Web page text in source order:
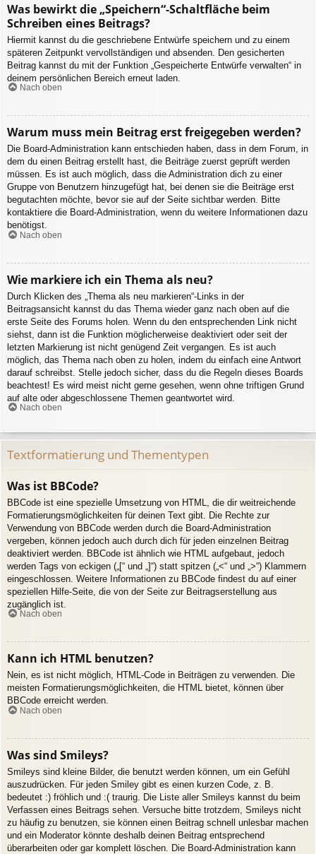
Was bewirkt die „Speichern“-Schaltfläche beim
Schreiben eines Beitrags?
Hiermit kannst du die geschriebene Entwürfe speichern und zu einem
späteren Zeitpunkt vervollständigen und absenden. Den gesicherten
Beitrag kannst du mit der Funktion „Gespeicherte Entwürfe verwalten“ in
deinem persönlichen Bereich erneut laden.
Nach oben
Warum muss mein Beitrag erst freigegeben werden?
Die Board-Administration kann entschieden haben, dass in dem Forum, in
dem du einen Beitrag erstellt hast, die Beiträge zuerst geprüft werden
müssen. Es ist auch möglich, dass die Administration dich zu einer
Gruppe von Benutzern hinzugefügt hat, bei denen sie die Beiträge erst
begutachten möchte, bevor sie auf der Seite sichtbar werden. Bitte
kontaktiere die Board-Administration, wenn du weitere Informationen dazu
benötigst.
Nach oben
Wie markiere ich ein Thema als neu?
Durch Klicken des „Thema als neu markieren“-Links in der
Beitragsansicht kannst du das Thema wieder ganz nach oben auf die
erste Seite des Forums holen. Wenn du den entsprechenden Link nicht
siehst, dann ist die Funktion möglicherweise deaktiviert oder seit der
letzten Markierung ist nicht genügend Zeit vergangen. Es ist auch
möglich, das Thema nach oben zu holen, indem du einfach eine Antwort
darauf schreibst. Stelle jedoch sicher, dass du die Regeln dieses Boards
beachtest! Es wird meist nicht gerne gesehen, wenn ohne triftigen Grund
auf alte oder abgeschlossene Themen geantwortet wird.
Nach oben
Textformatierung und Thementypen
Was ist BBCode?
BBCode ist eine spezielle Umsetzung von HTML, die dir weitreichende
Formatierungsmöglichkeiten für deinen Text gibt. Die Rechte zur
Verwendung von BBCode werden durch die Board-Administration
vergeben, können jedoch auch durch dich für jeden einzelnen Beitrag
deaktiviert werden. BBCode ist ähnlich wie HTML aufgebaut, jedoch
werden Tags von eckigen („[“ und „]“) statt spitzen („<“ und „>“) Klammern
eingeschlossen. Weitere Informationen zu BBCode findest du auf einer
speziellen Hilfe-Seite, die von der Seite zur Beitragserstellung aus
zugänglich ist.
Nach oben
Kann ich HTML benutzen?
Nein, es ist nicht möglich, HTML-Code in Beiträgen zu verwenden. Die
meisten Formatierungsmöglichkeiten, die HTML bietet, können über
BBCode erreicht werden.
Nach oben
Was sind Smileys?
Smileys sind kleine Bilder, die benutzt werden können, um ein Gefühl
auszudrücken. Für jeden Smiley gibt es einen kurzen Code, z. B.
bedeutet :) fröhlich und :( traurig. Die Liste aller Smileys kannst du beim
Verfassen eines Beitrags sehen. Versuche bitte trotzdem, Smileys nicht
zu häufig zu benutzen, sie können einen Beitrag schnell unlesbar machen
und ein Moderator könnte deshalb deinen Beitrag entsprechend
überarbeiten oder gar komplett löschen. Die Board-Administration kann